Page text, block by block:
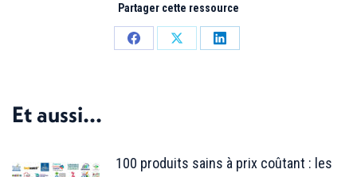
Partager cette ressource
PartagerPartagerPartager
Et aussi...
100 produits sains à prix coûtant : les